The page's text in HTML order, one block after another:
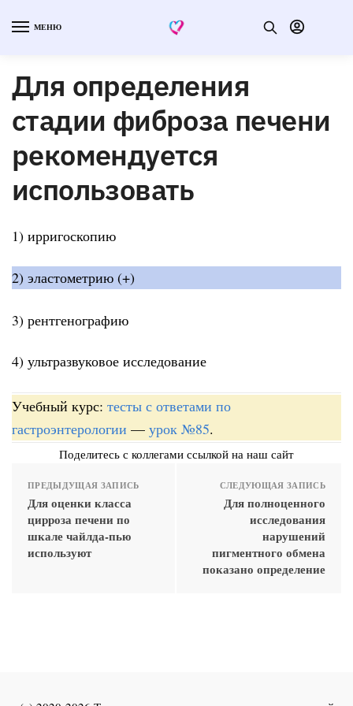
МЕНЮ
Для определения
стадии фиброза печени
рекомендуется
использовать
1) ирригоскопию
2) эластометрию (+)
3) рентгенографию
4) ультразвуковое исследование
Учебный курс: тесты с ответами по
гастроэнтерологии — урок №85.
Поделитесь с коллегами ссылкой на наш сайт
ПРЕДЫДУЩАЯ ЗАПИСЬ
Для оценки класса
цирроза печени по
шкале чайлда-пью
используют
СЛЕДУЮЩАЯ ЗАПИСЬ
Для полноценного
исследования
нарушений
пигментного обмена
показано определение